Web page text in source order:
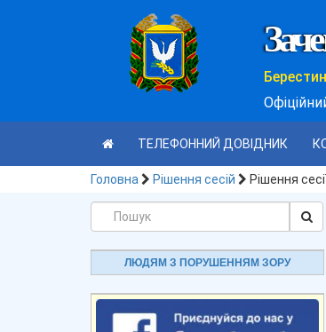
ТЕЛЕФОННИЙ ДОВІДНИК
Головна Рішення сесій Рішення
ЛЮДЯМ З ПОРУШЕННЯМ ЗОРУ